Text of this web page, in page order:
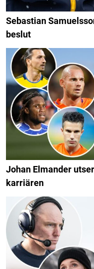
Sebastian
beslut
Johan Elmander
karriären